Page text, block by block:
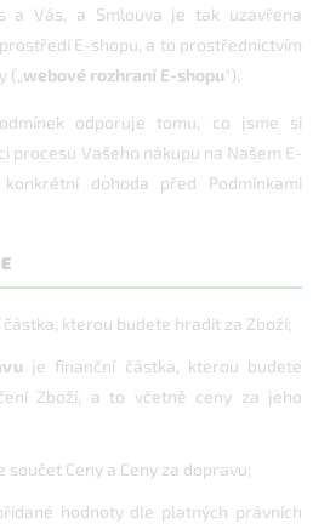
a Vás, a Smlouva je tak uzavřena
E-shopu, a to prostřednictvím
webové rozhraní E-shopu").
odporuje tomu, co jsme si
procesu Vašeho nákupu na Našem E-
dohoda před Podmínkami
kterou budete hradit za Zboží;
je finanční částka, kterou budete
Zboží, a to včetně ceny za jeho
součet Ceny a Ceny za dopravu;
hodnoty dle platných právních